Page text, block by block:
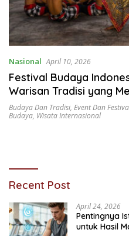
Nasional April 10, 2026
Festival Budaya
Warisan Tradisi yang
Global
Budaya Dan Tradisi, Event Dan
Budaya, Wisata Internasional
Recent Post
April 24, 2026
Pentingnya
untuk Hasil